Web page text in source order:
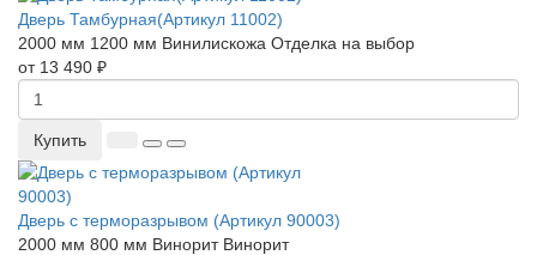
Дверь Тамбурная(Артикул 11002)
2000 мм 1200 мм Винилискожа Отделка на выбор
от 13 490 ₽
Купить
Дверь с терморазрывом (Артикул 90003)
2000 мм 800 мм Винорит Винорит